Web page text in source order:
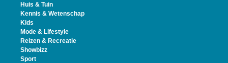
Huis & Tuin
Kennis & Wetenschap
Kids
Mode & Lifestyle
Reizen & Recreatie
Showbizz
Sport